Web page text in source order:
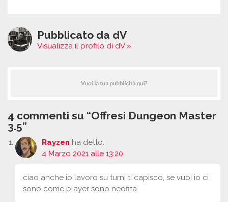
Pubblicato da dV
Visualizza il profilo di dV »
4 commenti su “Offresi Dungeon Master
3.5”
Rayzen ha detto:
4 Marzo 2021 alle 13:20
ciao anche io lavoro su turni ti capisco, se vuoi io ci
sono come player sono neofita